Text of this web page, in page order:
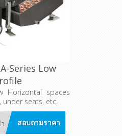
Series Low
Horizontal spaces
under seats, etc.
สอบถามราคา